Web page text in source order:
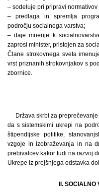
– sodeluje pri pripravi
– predlaga in spremlja
področju socialnega varstva;
– daje mnenje k
zaprosi minister, pristojen za
Člane strokovnega sveta
vrst priznanih strokovnjakov s
zbornice.
Država skrbi za
da s sistemskimi ukrepi na
štipendijske politike,
vzgoje in izobraževanja in na
prebivalcev kakor tudi na razvoj
Ukrepe iz prejšnjega odstavka
II.